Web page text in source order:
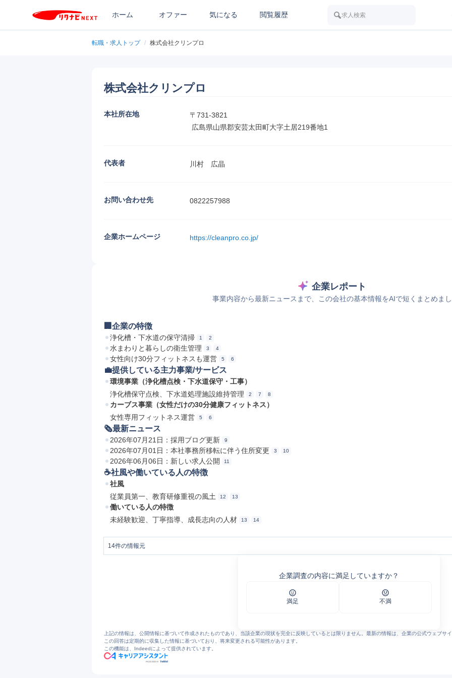
ホーム オファー 気になる 閲覧履歴 求人検索
転職・求人トップ / 株式会社クリンプロ
株式会社クリンプロ
本社所在地
〒731-3821
広島県山県郡安芸太田町大字土居219番地1
代表者 川村　広晶
お問い合わせ先 0822257988
企業ホームページ https://cleanpro.co.jp/
企業レポート
事業内容から最新ニュースまで、この会社の基本情報をAIで短くまとめま
🏢企業の特徴
浄化槽・下水道の保守清掃 1 2
水まわりと暮らしの衛生管理 3 4
女性向け30分フィットネスも運営 5 6
💼提供している主力事業/サービス
環境事業（浄化槽点検・下水道保守・工事）
浄化槽保守点検、下水道処理施設維持管理
2 7 8
カーブス事業（女性だけの30分健康フィットネス）
女性専用フィットネス運営
5 6
🗞最新ニュース
2026年07月21日：採用ブログ更新 9
2026年07月01日：本社事務所移転に伴う住所変更 3 10
2026年06月06日：新しい求人公開 11
☕️社風や働いている人の特徴
社風
従業員第一、教育研修重視の風土
12 13
働いている人の特徴
未経験歓迎、丁寧指導、成長志向の人材
13 14
14件の情報元
カーブス(フィットネス)事業 | クリンプロの事業紹介 | クリンプロ
9採用ブログをアップしました❗❗ | クリンプロ
10株式会社クリンプロの採用サイトへようこそ | クリンプロ
11【2026年卒】高卒求人をアップしました！！ | クリンプロ
12 代表あいさつ | クリンプロ
企業調査の内容に満足していますか？
満足 不満
上記の情報は、公開情報に基づいて作成されたものであり、当該企業の現状を完全に反映しているとは限りません。最新の情報は、企業の公式ウェブサ
この回答は定期的に収集した情報に基づいており、将来変更される可能性があります。
この機能は、Indeedによって提供されています。